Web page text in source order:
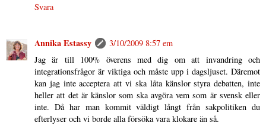
Svara
Annika Estassy
3/10/2009 8:57 em
Jag är till 100% överens med dig om att invandring och
integrationsfrågor är viktiga och måste upp i dagsljuset. Däremot
kan jag inte acceptera att vi ska låta känslor styra debatten, inte
heller att det är känslor som ska avgöra vem som är svensk eller
inte. Då har man kommit väldigt långt från sakpolitiken du
efterlyser och vi borde alla försöka vara klokare än så.